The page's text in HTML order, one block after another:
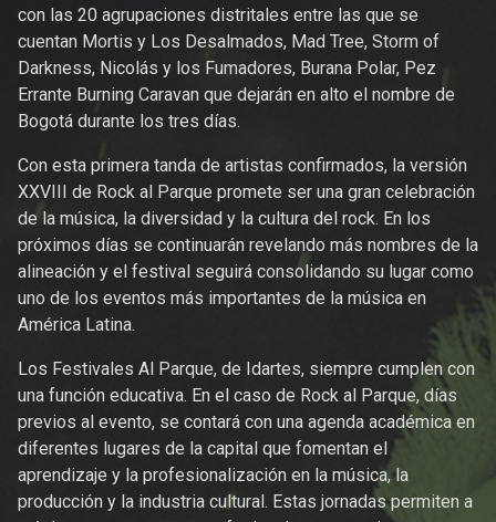
con las 20 agrupaciones distritales entre las que se
cuentan Mortis y Los Desalmados, Mad Tree, Storm of
Darkness, Nicolás y los Fumadores, Burana Polar, Pez
Errante Burning Caravan que dejarán en alto el nombre de
Bogotá durante los tres días.
Con esta primera tanda de artistas confirmados, la versión
XXVIII de Rock al Parque promete ser una gran celebración
de la música, la diversidad y la cultura del rock. En los
próximos días se continuarán revelando más nombres de la
alineación y el festival seguirá consolidando su lugar como
uno de los eventos más importantes de la música en
América Latina.
Los Festivales Al Parque, de Idartes, siempre cumplen con
una función educativa. En el caso de Rock al Parque, días
previos al evento, se contará con una agenda académica en
diferentes lugares de la capital que fomentan el
aprendizaje y la profesionalización en la música, la
producción y la industria cultural. Estas jornadas permiten a